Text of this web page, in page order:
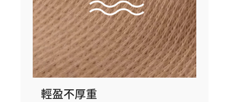
輕盈不厚重